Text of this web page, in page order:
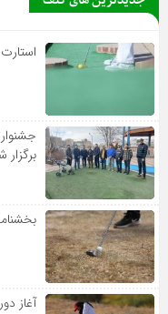
برگزار
آغاز